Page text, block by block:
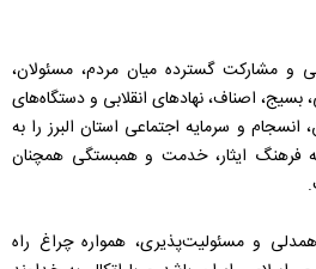
و مشارکت گسترده میان مردم، مسئولان،
بسیج، اصناف، نهادهای انقلابی و دستگاه‌های
انسجام و سرمایه اجتماعی استان البرز را به
ایثار، خدمت و همبستگی همچنان
و مسئولیت‌پذیری، همواره چراغ راه